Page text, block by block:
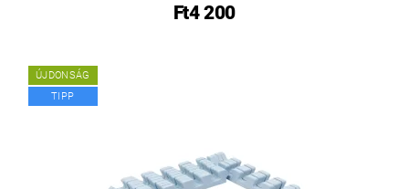
Ft4 200
ÚJDONSÁG
TIPP